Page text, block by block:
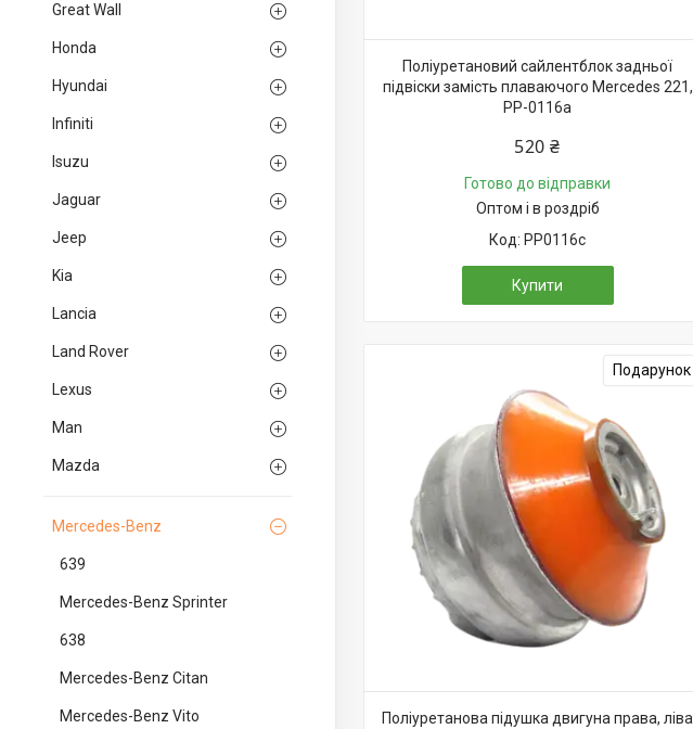
Great Wall
Honda
Hyundai
Infiniti
Isuzu
Jaguar
Jeep
Kia
Lancia
Land Rover
Lexus
Man
Mazda
Mercedes-Benz
639
Mercedes-Benz Sprinter
638
Mercedes-Benz Citan
Mercedes-Benz Vito
Поліуретановий сайлентблок задньої
підвіски замість плаваючого Mercedes 221,
PP-0116a
520 ₴
Готово до відправки
Оптом і в роздріб
PP0116c
Купити
Подарунок
Поліуретанова підушка двигуна права, ліва